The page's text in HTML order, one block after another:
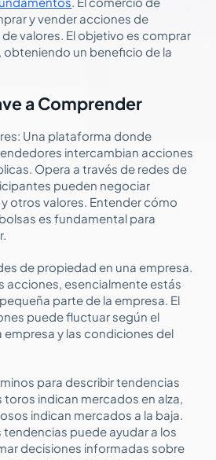
y vender acciones de
valores. El objetivo es comprar
obteniendo un beneficio de la
a Comprender
Una plataforma donde
intercambian acciones
Opera a través de redes de
pueden negociar
otros valores. Entender cómo
es fundamental para
de propiedad en una empresa.
acciones, esencialmente estás
parte de la empresa. El
puede fluctuar según el
empresa y las condiciones del
para describir tendencias
toros indican mercados en alza,
indican mercados a la baja.
puede ayudar a los
decisiones informadas sobre